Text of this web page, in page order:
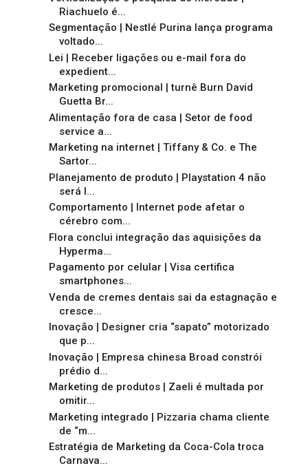
Riachuelo é...
Segmentação | Nestlé Purina lança programa
voltado...
Lei | Receber ligações ou e-mail fora do
expedient...
Marketing promocional | turnê Burn David
Guetta Br...
Alimentação fora de casa | Setor de food
service a...
Marketing na internet | Tiffany & Co. e The
Sartor...
Planejamento de produto | Playstation 4 não
será l...
Comportamento | Internet pode afetar o
cérebro com...
Flora conclui integração das aquisições da
Hyperma...
Pagamento por celular | Visa certifica
smartphones...
Venda de cremes dentais sai da estagnação e
cresce...
Inovação | Designer cria “sapato” motorizado
que p...
Inovação | Empresa chinesa Broad constrói
prédio d...
Marketing de produtos | Zaeli é multada por
omitir...
Marketing integrado | Pizzaria chama cliente
de “m...
Estratégia de Marketing da Coca-Cola troca
Carnava...